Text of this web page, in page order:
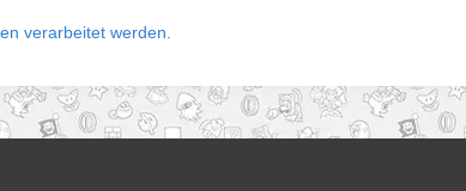
verarbeitet werden.